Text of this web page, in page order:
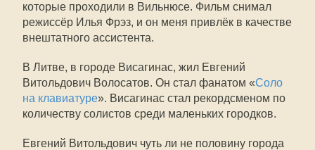
которые проходили в Вильнюсе. Фильм снимал
режиссёр Илья Фрэз, и он меня привлёк в качестве
внештатного ассистента.
В Литве, в городе Висагинас, жил Евгений
Витольдович Волосатов. Он стал фанатом «Соло
на клавиатуре». Висагинас стал рекордсменом по
количеству солистов среди маленьких городков.
Евгений Витольдович чуть ли не половину города